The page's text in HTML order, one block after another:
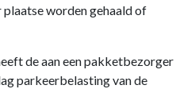
worden gehaald of
de aan een pakketbezorger
parkeerbelasting van de